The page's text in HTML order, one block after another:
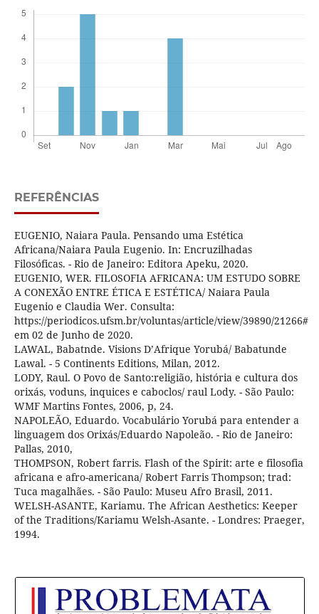
REFERÊNCIAS
EUGENIO, Naiara Paula. Pensando uma Estética
Africana/Naiara Paula Eugenio. In: Encruzilhadas
Filosóficas. - Rio de Janeiro: Editora Apeku, 2020.
EUGENIO, WER. FILOSOFIA AFRICANA: UM ESTUDO SOBRE
A CONEXÃO ENTRE ÉTICA E ESTÉTICA/ Naiara Paula
Eugenio e Claudia Wer. Consulta:
https://periodicos.ufsm.br/voluntas/article/view/39890/21266#
em 02 de Junho de 2020.
LAWAL, Babatnde. Visions D’Afrique Yorubá/ Babatunde
Lawal. - 5 Continents Editions, Milan, 2012.
LODY, Raul. O Povo de Santo:religião, história e cultura dos
orixás, voduns, inquices e caboclos/ raul Lody. - São Paulo:
WMF Martins Fontes, 2006, p, 24.
NAPOLEÃO, Eduardo. Vocabulário Yorubá para entender a
linguagem dos Orixás/Eduardo Napoleão. - Rio de Janeiro:
Pallas, 2010,
THOMPSON, Robert farris. Flash of the Spirit: arte e filosofia
africana e afro-americana/ Robert Farris Thompson; trad:
Tuca magalhães. - São Paulo: Museu Afro Brasil, 2011.
WELSH-ASANTE, Kariamu. The African Aesthetics: Keeper
of the Traditions/Kariamu Welsh-Asante. - Londres: Praeger,
1994.